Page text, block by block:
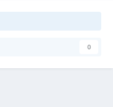
0